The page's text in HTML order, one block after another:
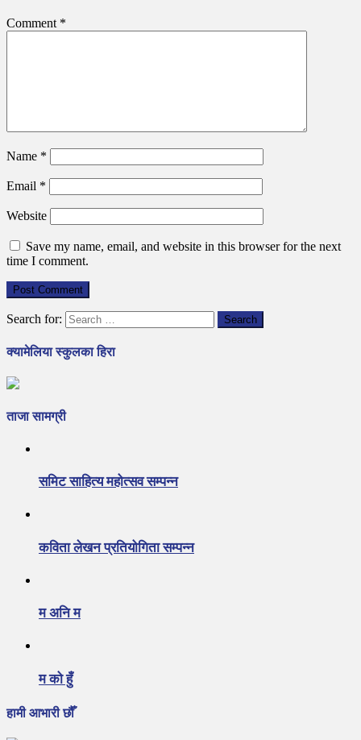
Comment *
Name *
Email *
Website
Save my name, email, and website in this browser for the next
time I comment.
Search for:
क्यामेलिया स्कुलका हिरा
ताजा सामग्री
समिट साहित्य महोत्सव सम्पन्न
कविता लेखन प्रतियोगिता सम्पन्न
म अनि म
म को हुँ
हामी आभारी छौँ